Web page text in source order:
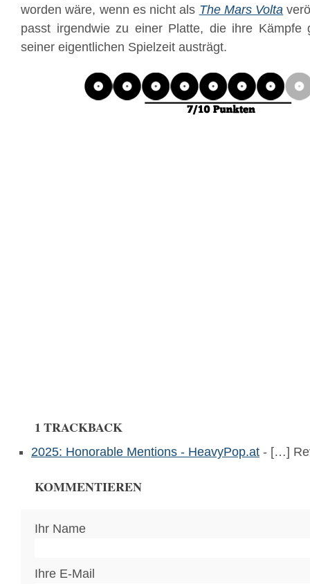
worden wäre, wenn es nicht als The Mars Volta
passt irgendwie zu einer Platte, die ihre Kämpfe
seiner eigentlichen Spielzeit austrägt.
1 TRACKBACK
2025: Honorable Mentions - HeavyPop.at - […]
KOMMENTIEREN
Ihr Name
Ihre E-Mail